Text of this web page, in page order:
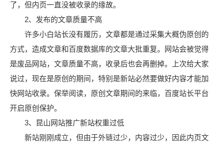
了，但内页一直没被收录的缘故。
2、发布的文章质量不高
许多小白站长没有履历，文章都是通过采集大概伪原创的
方式，造成文章和百度数据库的文章大批重复。网站会被觉得
是废品网站，文章质量不高，收录后也会再删掉。上次给大家
说过，现在是原创的期间，特别是新站必然要做好内容才能加
快网站收录。保举阅读，原创文章期间的来临，百度站长平台
开启原创保护。
3、昆山网站推广新站权重过低
新站刚刚成立，但由于外链过少，内容过少，因此内页文